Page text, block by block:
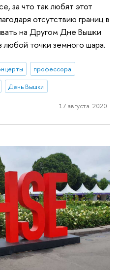
за что так любят этот
отсутствию границ в
на Другом Дне Вышки
точки земного шара.
профессора
День Вышки
17 августа 2020